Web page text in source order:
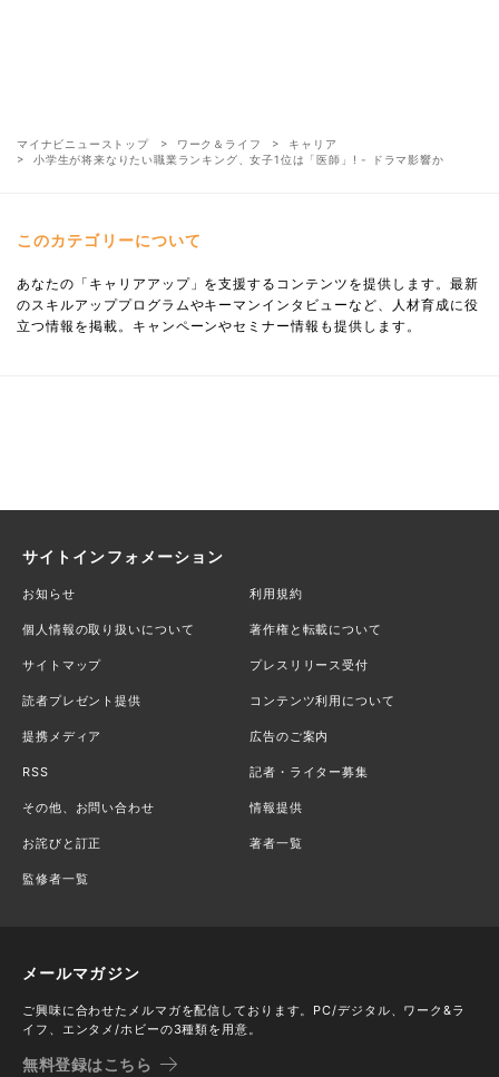
マイナビニューストップ ワーク＆ライフ
キャリア
小学生が将来なりたい職業ランキング、女子1位は「医師」! - ドラマ影響か
このカテゴリーについて
あなたの「キャリアアップ」を支援するコンテンツを提供します。最新
のスキルアッププログラムやキーマンインタビューなど、人材育成に役
立つ情報を掲載。キャンペーンやセミナー情報も提供します。
サイトインフォメーション
お知らせ 利用規約
個人情報の取り扱いについて 著作権と転載について
サイトマップ プレスリリース受付
読者プレゼント提供 コンテンツ利用について
提携メディア 広告のご案内
RSS 記者・ライター募集
その他、お問い合わせ 情報提供
お詫びと訂正 著者一覧
監修者一覧
メールマガジン
ご興味に合わせたメルマガを配信しております。PC/デジタル、ワーク&ラ
イフ、エンタメ/ホビーの3種類を用意。
無料登録はこちら